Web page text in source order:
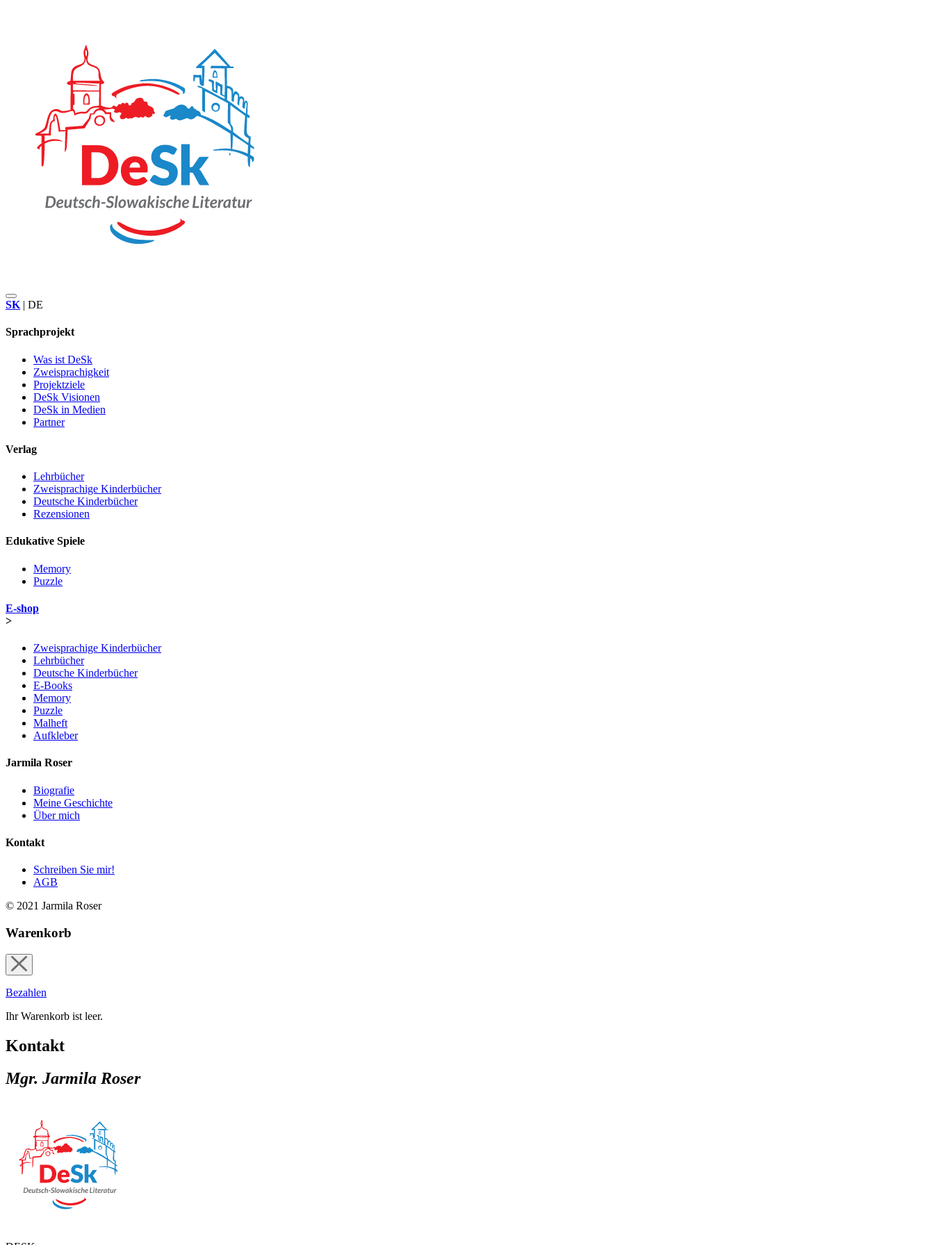
SK | DE
Sprachprojekt
Was ist DeSk
Zweisprachigkeit
Projektziele
DeSk Visionen
DeSk in Medien
Partner
Verlag
Lehrbücher
Zweisprachige Kinderbücher
Deutsche Kinderbücher
Rezensionen
Edukative Spiele
Memory
Puzzle
E-shop
>
Zweisprachige Kinderbücher
Lehrbücher
Deutsche Kinderbücher
E-Books
Memory
Puzzle
Malheft
Aufkleber
Jarmila Roser
Biografie
Meine Geschichte
Über mich
Kontakt
Schreiben Sie mir!
AGB
© 2021 Jarmila Roser
Warenkorb
Bezahlen
Ihr Warenkorb ist leer.
Kontakt
Mgr. Jarmila Roser